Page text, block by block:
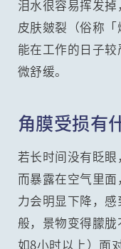
泪水很容易挥发
皮肤皴裂（俗称
能在工作的日子
微舒缓。
角膜受损有
若长时间没有眨
而暴露在空气里
力会明显下降，
般，景物变得朦
如8小时以上）面